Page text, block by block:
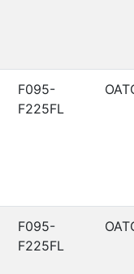
F095-
F225FL
F095-
F225FL